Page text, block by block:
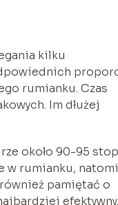
kilku
rumianku. Czas
Im dłużej
około 90-95
w rumianku,
pamiętać o
efektywny.